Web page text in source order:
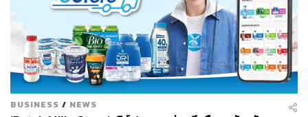
งานธุรกิจ อสังหาริมทรัพย์ บอกเล่าการปรับตัวของอนันดา
ตลอดระยะเวลา 2 ปีที่ผ่านมาว่า บริษัทได้ทุ่มทุนไปกับการ
พัฒนาศักยภาพระบบหลังบ้าน จนสามารถสร้าง New Normal
Working Platform ที่เป็นประโยชน์ทั้งงานด้านการบริหาร
ช่วยอำนวยความสะดวก พร้อมแก้ไขทุกปัญหาให้แก่ผู้บริโภค
ได้อย่างรวดเร็วและครบวงจร
BUSINESS / NEWS